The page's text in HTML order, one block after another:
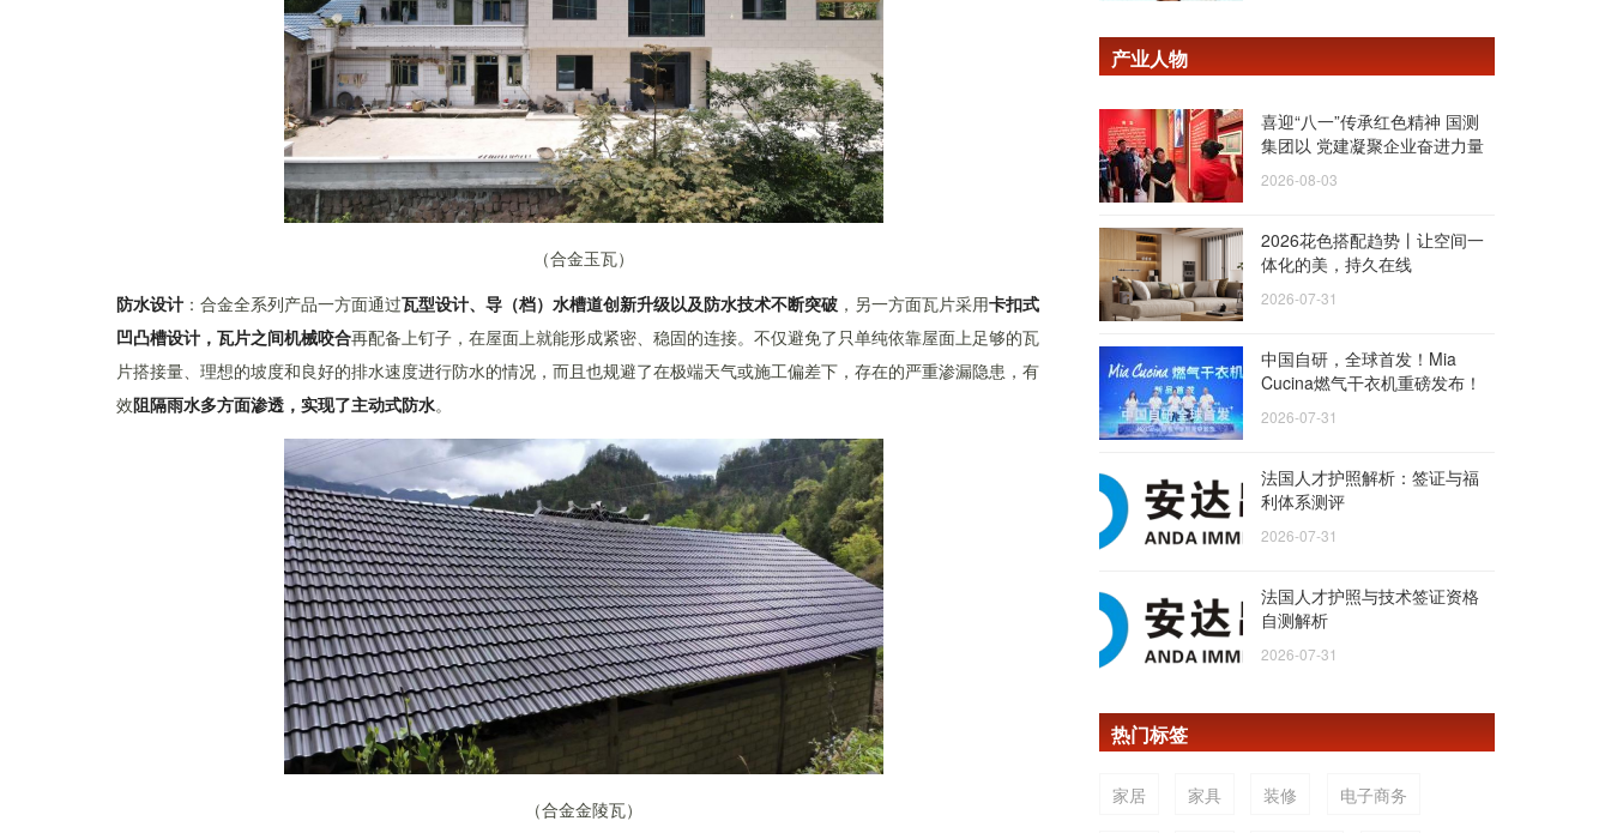
（合金玉瓦）
防水设计 ：合金全系列产品一方面通过瓦型设计、导（档）水槽道创新升级以及防水技术不断突破 ，另一方面瓦片采用卡扣式
凹凸槽设计，瓦片之间机械咬合再配备上钉子，在屋面上就能形成紧密、稳固的连接。不仅避免了只单纯依靠屋面上足够的瓦
片搭接量、理想的坡度和良好的排水速度进行防水的情况，而且也规避了在极端天气或施工偏差下，存在的严重渗漏隐患，有
效阻隔雨水多方面渗透，实现了主动式防水。
（合金金陵瓦）
产业人物
喜迎“八一”传承红色精神 国测
集团以 党建凝聚企业奋进力量
2026-08-03
2026花色搭配趋势丨让空间一
体化的美，持久在线
2026-07-31
中国自研，全球首发！Mia
Cucina燃气干衣机重磅发布！
2026-07-31
法国人才护照解析：签证与福
利体系测评
2026-07-31
法国人才护照与技术签证资格
自测解析
2026-07-31
热门标签
家居 家具 装修 电子商务